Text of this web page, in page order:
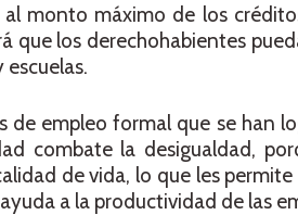
monto máximo de los
que los derechohabientes
de empleo formal que se han
combate la desigualdad,
de vida, lo que les
a la productividad de las